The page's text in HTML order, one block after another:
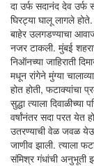
दा उर्फ सदानंद देव
घिरट्या घालू लागले
बाहेर उलगडण्याचा
नजर टाकली. मुंबई
निऑनच्या जाहिराती
मधून रांगेने मुंग्या
होत होती,
सुद्धा त्याला
वर्षांनंतर सदा परत येत
उतरण्याची वेळ जवळ
जाणीव झाली. त्याला
संमिश्र गंधांची अनुभूती